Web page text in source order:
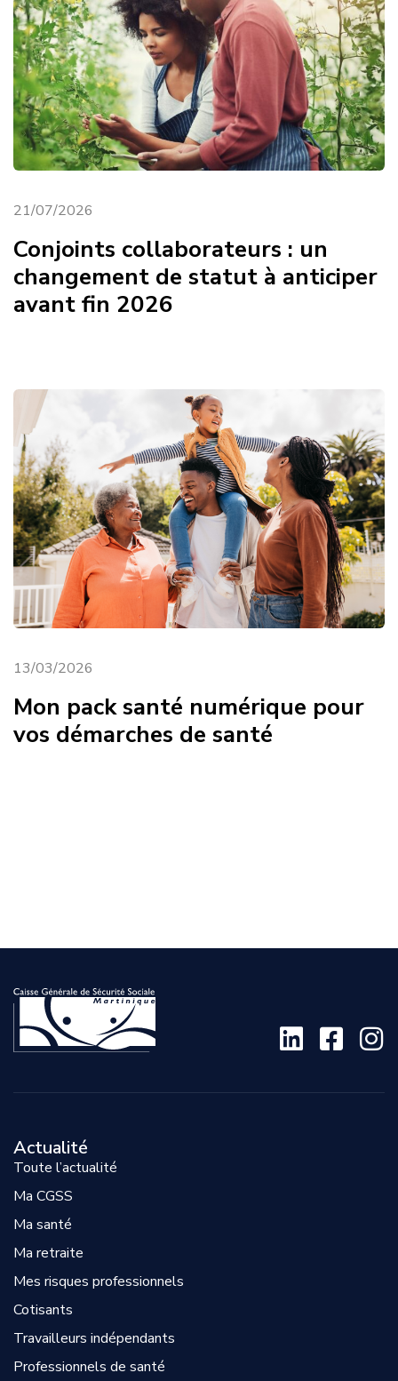
21/07/2026
Conjoints collaborateurs : un
changement de statut à anticiper
avant fin 2026
13/03/2026
Mon pack santé numérique pour
vos démarches de santé
Actualité
Toute l’actualité
Ma CGSS
Ma santé
Ma retraite
Mes risques professionnels
Cotisants
Travailleurs indépendants
Professionnels de santé